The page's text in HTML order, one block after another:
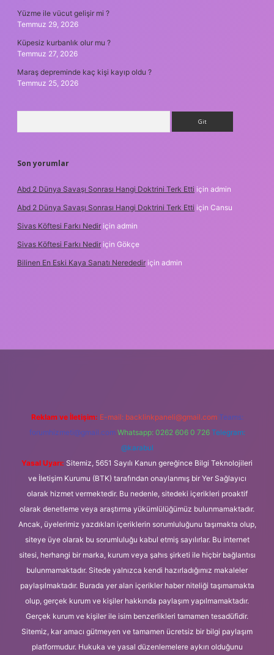
Yüzme ile vücut gelişir mi ?
Temmuz 29, 2026
Küpesiz kurbanlık olur mu ?
Temmuz 27, 2026
Maraş depreminde kaç kişi kayıp oldu ?
Temmuz 25, 2026
Son yorumlar
Abd 2 Dünya Savaşı Sonrası Hangi Doktrini Terk Etti için admin
Abd 2 Dünya Savaşı Sonrası Hangi Doktrini Terk Etti için Cansu
Sivas Köftesi Farkı Nedir için admin
Sivas Köftesi Farkı Nedir için Gökçe
Bilinen En Eski Kaya Sanatı Nerededir için admin
Reklam ve İletişim: E-mail: backlinkpaneli@gmail.com Teams:
forumhizmeti@gmail.com Whatsapp: 0262 606 0 726 Telegram:
@karabul
Yasal Uyarı: Sitemiz, 5651 Sayılı Kanun gereğince Bilgi Teknolojileri
ve İletişim Kurumu (BTK) tarafından onaylanmış bir Yer Sağlayıcı
olarak hizmet vermektedir. Bu nedenle, sitedeki içerikleri proaktif
olarak denetleme veya araştırma yükümlülüğümüz bulunmamaktadır.
Ancak, üyelerimiz yazdıkları içeriklerin sorumluluğunu taşımakta olup,
siteye üye olarak bu sorumluluğu kabul etmiş sayılırlar. Bu internet
sitesi, herhangi bir marka, kurum veya şahıs şirketi ile hiçbir bağlantısı
bulunmamaktadır. Sitede yalnızca kendi hazırladığımız makaleler
paylaşılmaktadır. Burada yer alan içerikler haber niteliği taşımamakta
olup, gerçek kurum ve kişiler hakkında paylaşım yapılmamaktadır.
Gerçek kurum ve kişiler ile isim benzerlikleri tamamen tesadüfidir.
Sitemiz, kar amacı gütmeyen ve tamamen ücretsiz bir bilgi paylaşım
platformudur. Hukuka ve yasal düzenlemelere aykırı olduğunu